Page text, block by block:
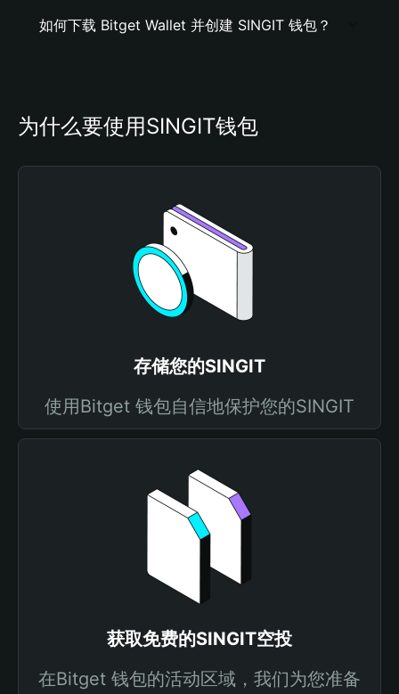
如何下载 Bitget Wallet 并创建 SINGIT 钱包？
为什么要使用SINGIT钱包
存储您的SINGIT
使用Bitget 钱包自信地保护您的SINGIT
获取免费的SINGIT空投
在Bitget 钱包的活动区域，我们为您准备